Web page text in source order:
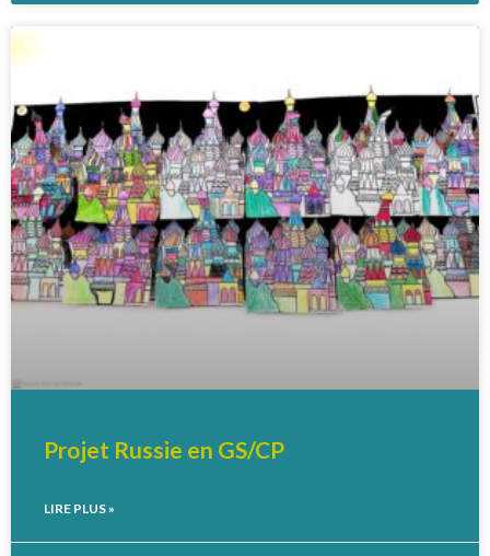
Projet Russie en GS/CP
LIRE PLUS »